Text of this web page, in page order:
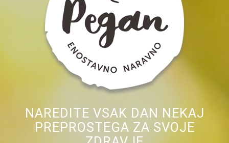
NAREDITE VSAK DAN NEKAJ
PREPROSTEGA ZA SVOJE